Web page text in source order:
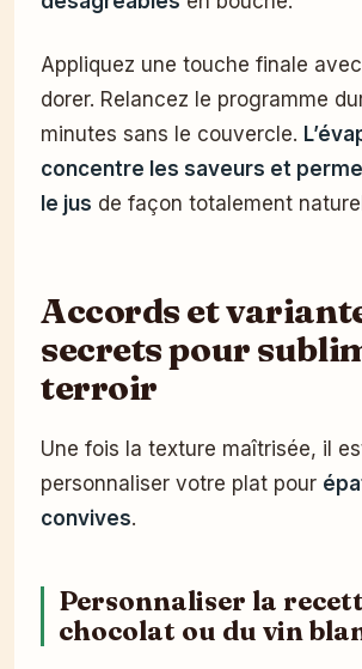
Appliquez une touche finale
dorer. Relancez le programme
minutes sans le couvercle.
concentre les saveurs et
le jus de façon totalement
Accords et
secrets pour
terroir
Une fois la texture maîtrisée, il
personnaliser votre plat pour
convives.
Personnaliser la
chocolat ou du vin